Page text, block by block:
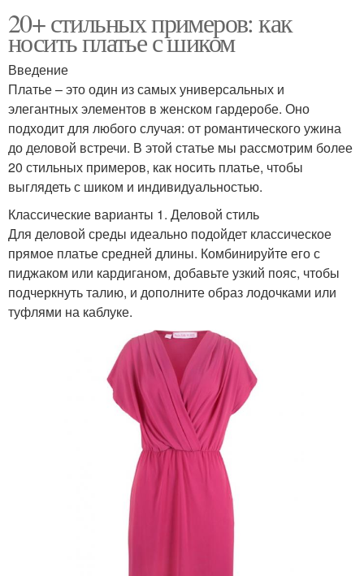
20+ стильных примеров: как
носить платье с шиком
Введение
Платье – это один из самых универсальных и
элегантных элементов в женском гардеробе. Оно
подходит для любого случая: от романтического ужина
до деловой встречи. В этой статье мы рассмотрим более
20 стильных примеров, как носить платье, чтобы
выглядеть с шиком и индивидуальностью.
Классические варианты 1. Деловой стиль
Для деловой среды идеально подойдет классическое
прямое платье средней длины. Комбинируйте его с
пиджаком или кардиганом, добавьте узкий пояс, чтобы
подчеркнуть талию, и дополните образ лодочками или
туфлями на каблуке.